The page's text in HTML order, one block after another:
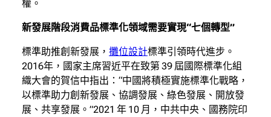
權。
新發展階段消費品標準化領域需要實現“七個轉型”
標準助推創新發展， 攤位設計標準引領時代進步。
2016年，國家主席習近平在致第 39 屆國際標準化組
織大會的賀信中指出：“中國將積極實施標準化戰略，
以標準助力創新發展、協調發展、綠色發展、開放發
展、共享發展。”2021 年 10 月，中共中央、國務院印